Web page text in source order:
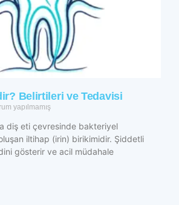
Belirtileri ve Tedavisi
yapılmamış
diş eti çevresinde bakteriyel
iltihap (irin) birikimidir. Şiddetli
gösterir ve acil müdahale